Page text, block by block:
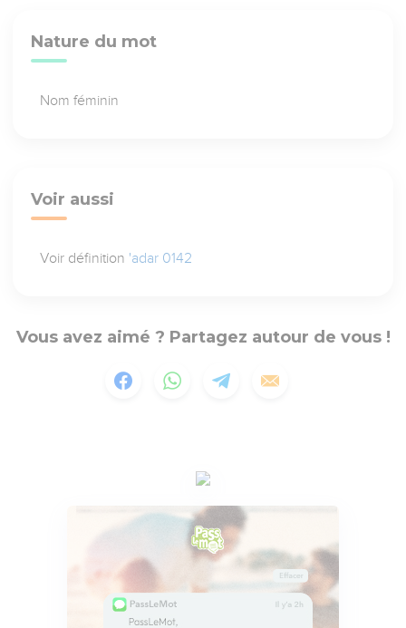
Nature du mot
Nom féminin
Voir aussi
Voir définition 'adar 0142
Vous avez aimé ? Partagez autour de vous !